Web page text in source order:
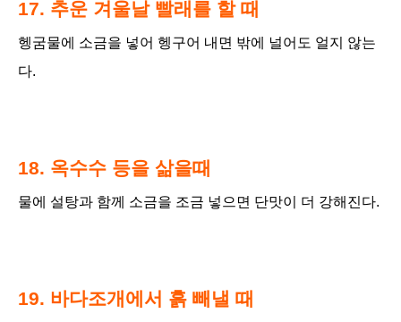
17. 추운 겨울날 빨래를 할 때
헹굼물에 소금을 넣어 헹구어 내면 밖에 널어도 얼지 않는
다.
18. 옥수수 등을 삶을때
물에 설탕과 함께 소금을 조금 넣으면 단맛이 더 강해진다.
19. 바다조개에서 흙 빼낼 때